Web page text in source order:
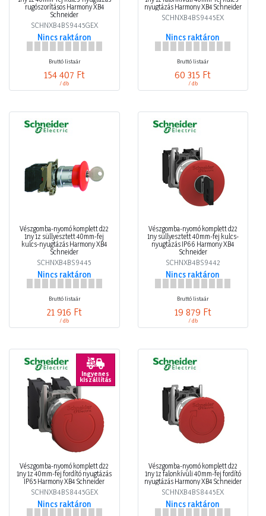
rugószorításos Harmony XB4
Schneider
SCHNXB4BS9445GEX
Nincs raktáron
Bruttó listaár
154 407 Ft
/ db
nyugtázás Harmony XB4 Schneider
SCHNXB4BS9445EX
Nincs raktáron
Bruttó listaár
60 315 Ft
/ db
Vészgomba-nyomó komplett d22
1ny 1z süllyesztett 40mm-fej
kulcs-nyugtázás Harmony XB4
Schneider
SCHNXB4BS9445
Nincs raktáron
Bruttó listaár
21 916 Ft
/ db
Vészgomba-nyomó komplett d22
1ny süllyesztett 40mm-fej kulcs-
nyugtázás IP66 Harmony XB4
Schneider
SCHNXB4BS9442
Nincs raktáron
Bruttó listaár
19 879 Ft
/ db
Ingyenes
kiszállítás
Vészgomba-nyomó komplett d22
1ny 1z 40mm-fej fordító nyugtázás
IP65 Harmony XB4 Schneider
SCHNXB4BS8445GEX
Nincs raktáron
Vészgomba-nyomó komplett d22
1ny 1z falonkívüli 40mm-fej fordító
nyugtázás Harmony XB4 Schneider
SCHNXB4BS8445EX
Nincs raktáron